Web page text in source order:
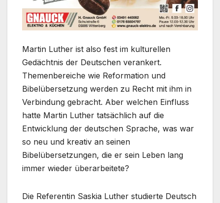
Martin Luther ist also fest im kulturellen
Gedächtnis der Deutschen verankert.
Themenbereiche wie Reformation und
Bibelübersetzung werden zu Recht mit ihm in
Verbindung gebracht. Aber welchen Einfluss
hatte Martin Luther tatsächlich auf die
Entwicklung der deutschen Sprache, was war
so neu und kreativ an seinen
Bibelübersetzungen, die er sein Leben lang
immer wieder überarbeitete?
Die Referentin Saskia Luther studierte Deutsch